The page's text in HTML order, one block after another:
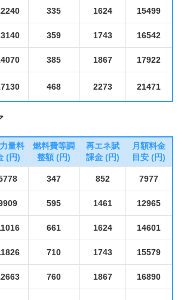
335 1624 15499
359 1743 16542
385 1867 17922
468 2273 21471
量料
(円)
燃料費等調
整額 (円)
再エネ賦
課金 (円)
月額料金
目安 (円)
347 852 7977
595 1461 12965
661 1624 14601
710 1743 15579
760 1867 16890